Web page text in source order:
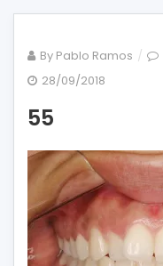
By Pablo Ramos
28/09/2018
55